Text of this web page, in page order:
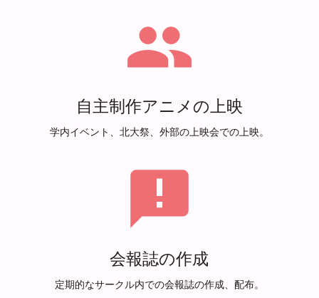
group
自主制作アニメの上映
学内イベント、北大祭、外部の上映会での上映。
announcement
会報誌の作成
定期的なサークル内での会報誌の作成、配布。